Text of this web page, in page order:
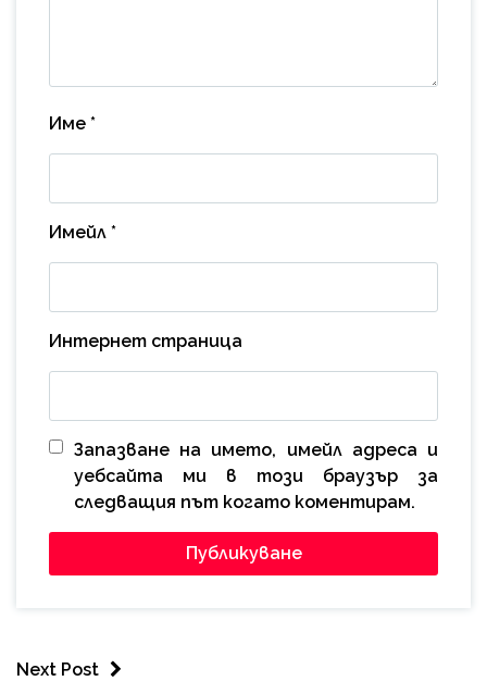
Име *
Имейл *
Интернет страница
Запазване на името, имейл адреса и
уебсайта ми в този браузър за
следващия път когато коментирам.
Next Post